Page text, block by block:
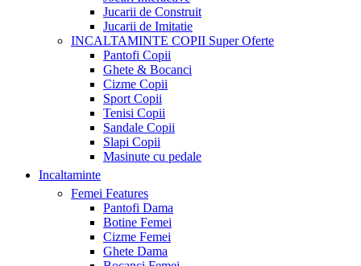
Jucarii de Construit
Jucarii de Imitatie
INCALTAMINTE COPII Super Oferte
Pantofi Copii
Ghete & Bocanci
Cizme Copii
Sport Copii
Tenisi Copii
Sandale Copii
Slapi Copii
Masinute cu pedale
Incaltaminte
Femei Features
Pantofi Dama
Botine Femei
Cizme Femei
Ghete Dama